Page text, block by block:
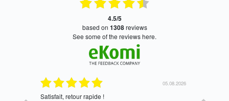
4.5/5
based on 1308reviews
see some of the reviews here.
05.08.2026
Satisfait, retour rapide !